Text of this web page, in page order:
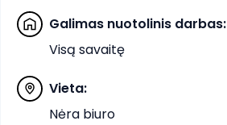
Galimas nuotolinis darbas:
Visą savaitę
Vieta:
Nėra biuro